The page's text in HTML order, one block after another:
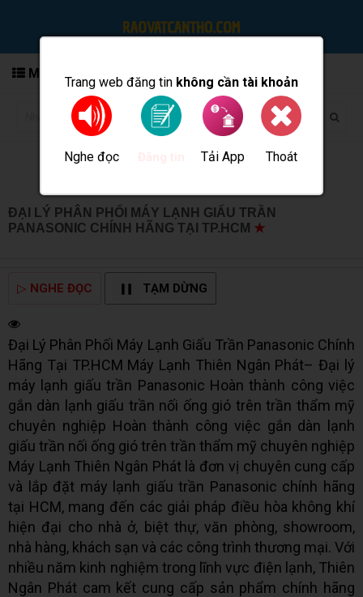
Trang web đăng tin không cần tài khoản
Nghe đọc Tải App Thoát
MENU
ĐẠI LÝ PHÂN PHỐI MÁY LẠNH GIẤU TRẦN
PANASONIC CHÍNH HÃNG TẠI TP.HCM ★
▷ NGHE ĐỌC TẠM DỪNG
Đại Lý Phân Phối Máy Lạnh Giấu Trần Panasonic Chính
Hãng Tại TP.HCM Máy Lạnh Thiên Ngân Phát– Đại lý
máy lạnh giấu trần Panasonic Hoàn thành công việc
gắn dàn lạnh giấu trần nối ống gió trên trần thẩm mỹ
chuyên nghiệp Hoàn thành công việc gắn dàn lạnh
giấu trần nối ống gió trên trần thẩm mỹ chuyên nghiệp
Máy Lạnh Thiên Ngân Phát là đơn vị chuyên cung cấp
và lắp đặt máy lạnh giấu trần Panasonic chính hãng
tại HCM, mang đến các giải pháp điều hòa không khí
hiện đại cho nhà ở, biệt thự, văn phòng, showroom,
nhà hàng, khách sạn và các công trình thương mại. Với
nhiều năm kinh nghiệm trong lĩnh vực điện lạnh, Thiên
Ngân Phát cam kết cung cấp sản phẩm chính hãng